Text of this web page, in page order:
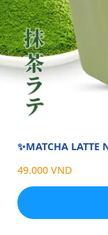
✨MATCHA LATTE
49.000 VND